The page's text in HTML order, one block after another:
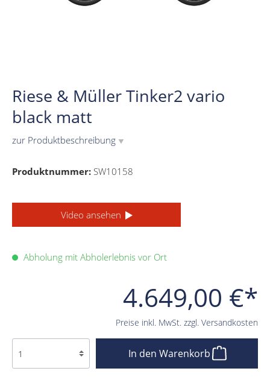
Riese & Müller Tinker2 vario
black matt
zur Produktbeschreibung ▼
Produktnummer: SW10158
Video ansehen
4.649,00 €*
Preise inkl. MwSt. zzgl. Versandkosten
Abholung mit Abholerlebnis vor Ort
In den Warenkorb